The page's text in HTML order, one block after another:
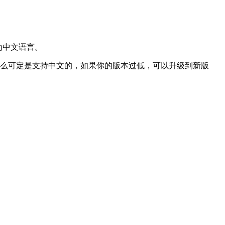
文语言。
可定是支持中文的，如果你的版本过低，可以升级到新版